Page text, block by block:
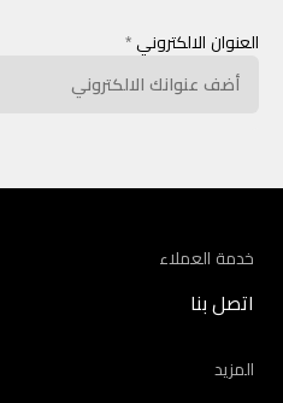
العنوان الالكتروني *
خدمة العملاء
اتصل بنا
المزيد